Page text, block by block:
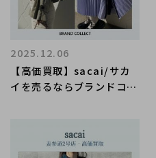
【高価買取】sacai/サカ
イを売るならブランドコレ
洋服はお早めにご相談くだ
さい！
2025.12.06